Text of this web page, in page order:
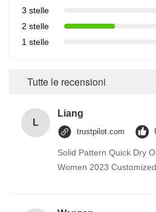
3 stelle
2 stelle
1 stelle
Tutte le recensioni
L
Liang
trustpilot.com
Solid Pattern Quick Dry
Women 2023